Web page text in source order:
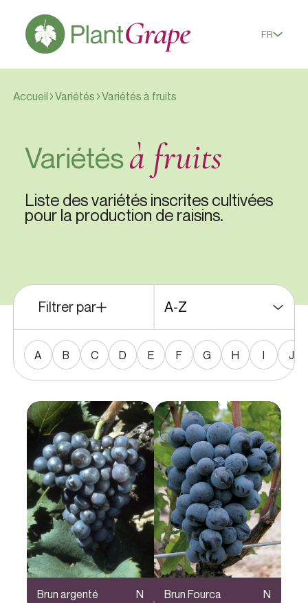
FR
Accueil Variétés Variétés à fruits
Variétésà fruits
Liste des variétés inscrites cultivées
pour la production de raisins.
Filtrer par
A B C D E F G H I J
Brun argenté N Brun Fourca N